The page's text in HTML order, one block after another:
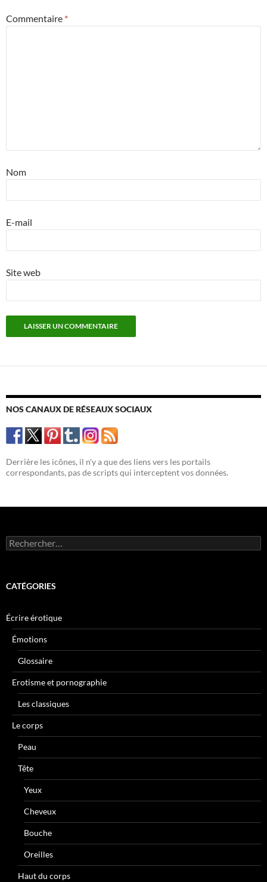
Commentaire *
Nom
E-mail
Site web
NOS CANAUX DE RÉSEAUX SOCIAUX
Derrière les icônes, il n'y a que des liens vers les portails
correspondants, pas de scripts qui interceptent vos données.
Rechercher :
CATÉGORIES
Écrire érotique
Émotions
Glossaire
Erotisme et pornographie
Les classiques
Le corps
Peau
Tête
Yeux
Cheveux
Bouche
Oreilles
Haut du corps